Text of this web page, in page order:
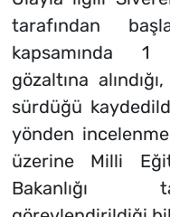
tarafından
kapsamında 1
gözaltına
sürdüğü
yönden
üzerine Milli
Bakanlığı